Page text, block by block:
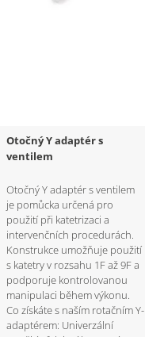
Otočný Y adaptér s
ventilem
Otočný Y adaptér s ventilem
je pomůcka určená pro
použití při katetrizaci a
intervenčních procedurách.
Konstrukce umožňuje použití
s katetry v rozsahu 1F až 9F a
podporuje kontrolovanou
manipulaci během výkonu.
Co získáte s naším rotačním Y-
adaptérem: Univerzální